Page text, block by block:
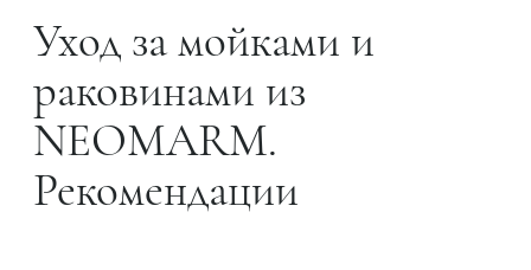
Уход за мойками и
раковинами из
NEOMARM.
Рекомендации